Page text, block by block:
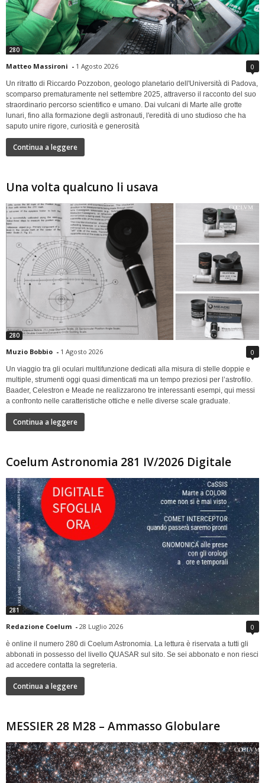
280
Matteo Massironi - 1 Agosto 2026 0
Un ritratto di Riccardo Pozzobon, geologo planetario dell'Università di Padova,
scomparso prematuramente nel settembre 2025, attraverso il racconto del suo
straordinario percorso scientifico e umano. Dai vulcani di Marte alle grotte
lunari, fino alla formazione degli astronauti, l'eredità di uno studioso che ha
saputo unire rigore, curiosità e generosità
Continua a leggere
Una volta qualcuno li usava
280
Muzio Bobbio - 1 Agosto 2026 0
Un viaggio tra gli oculari multifunzione dedicati alla misura di stelle doppie e
multiple, strumenti oggi quasi dimenticati ma un tempo preziosi per l’astrofilo.
Baader, Celestron e Meade ne realizzarono tre interessanti esempi, qui messi
a confronto nelle caratteristiche ottiche e nelle diverse scale graduate.
Continua a leggere
Coelum Astronomia 281 IV/2026 Digitale
281
Redazione Coelum - 28 Luglio 2026 0
è online il numero 280 di Coelum Astronomia. La lettura è riservata a tutti gli
abbonati in possesso del livello QUASAR sul sito. Se sei abbonato e non riesci
ad accedere contatta la segreteria.
Continua a leggere
MESSIER 28 M28 – Ammasso Globulare